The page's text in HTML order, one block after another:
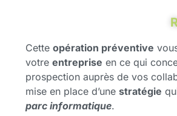
Cette opération préventive
votre entreprise en ce qui
prospection auprès de vos
mise en place d’une stratégie
parc informatique.